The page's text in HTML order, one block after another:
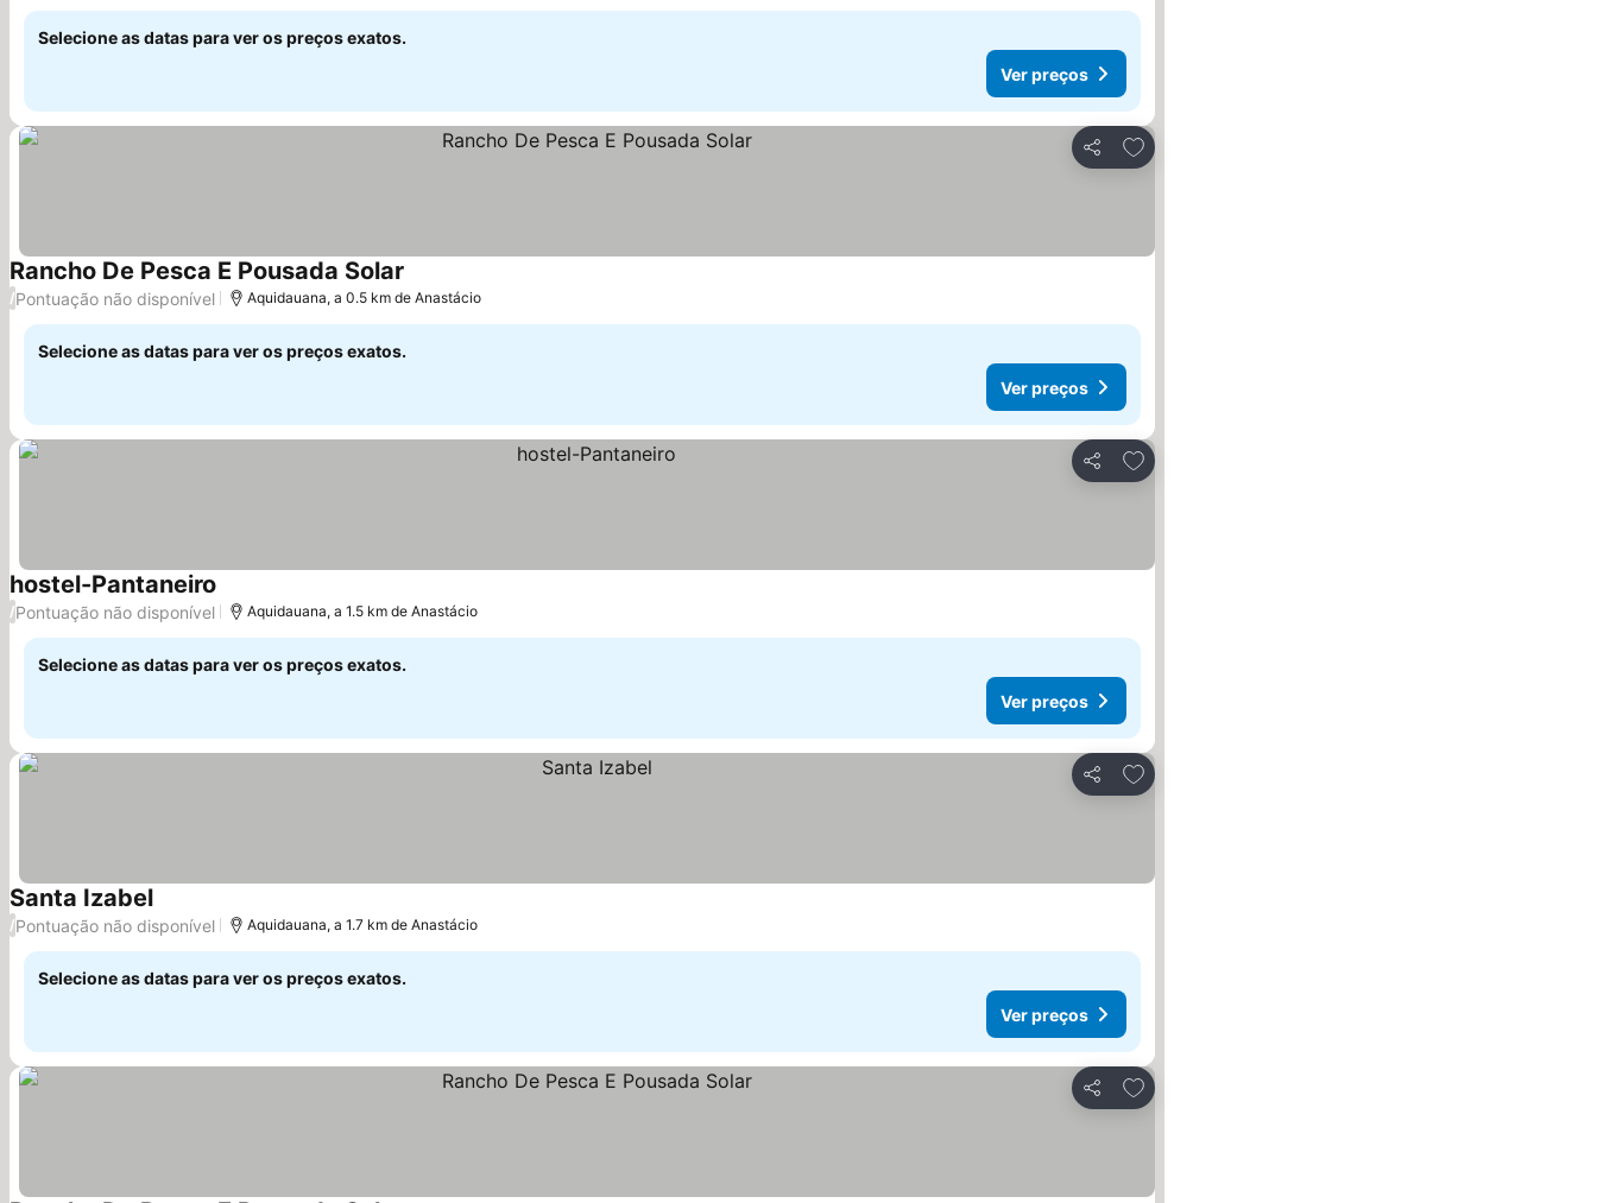
Selecione as datas para ver os preços exatos.
Ver preços
Partilhar
Adicionar aos favoritos
Rancho De Pesca E Pousada Solar
/Pontuação não disponível Aquidauana, a 0.5 km de Anastácio
Selecione as datas para ver os preços exatos.
Ver preços
Partilhar
Adicionar aos favoritos
hostel-Pantaneiro Ver preços
/Pontuação não disponível Aquidauana, a 1.5 km de Anastácio
Selecione as datas para ver os preços exatos.
Ver preços
Partilhar
Adicionar aos favoritos
Santa IzabelVer preços
/Pontuação não disponível Aquidauana, a 1.7 km de Anastácio
Selecione as datas para ver os preços exatos.
Ver preços
Partilhar
Adicionar aos favoritos